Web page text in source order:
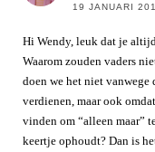
19 JANUARI
Hi Wendy, leuk dat je
Waarom zouden vaders
doen we het niet vanwege
verdienen, maar ook
vinden om “alleen maar”
keertje ophoudt? Dan is